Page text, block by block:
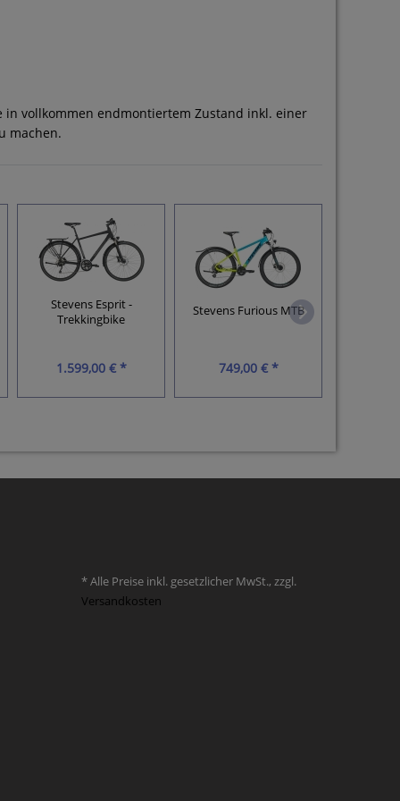
vollkommen endmontiertem Zustand inkl. einer
machen.
Stevens Esprit -
Trekkingbike
1.599,00 € *
Stevens Furious MTB
749,00 € *
* Alle Preise inkl. gesetzlicher MwSt., zzgl.
Versandkosten